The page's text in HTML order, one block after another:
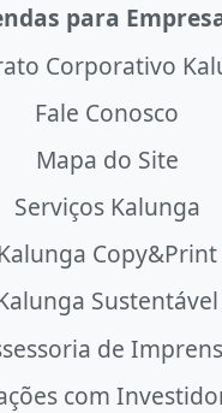
para
Corporativo
Fale Conosco
Mapa do Site
Serviços Kalunga
Kalunga Copy&Print
Sustentável
de
com